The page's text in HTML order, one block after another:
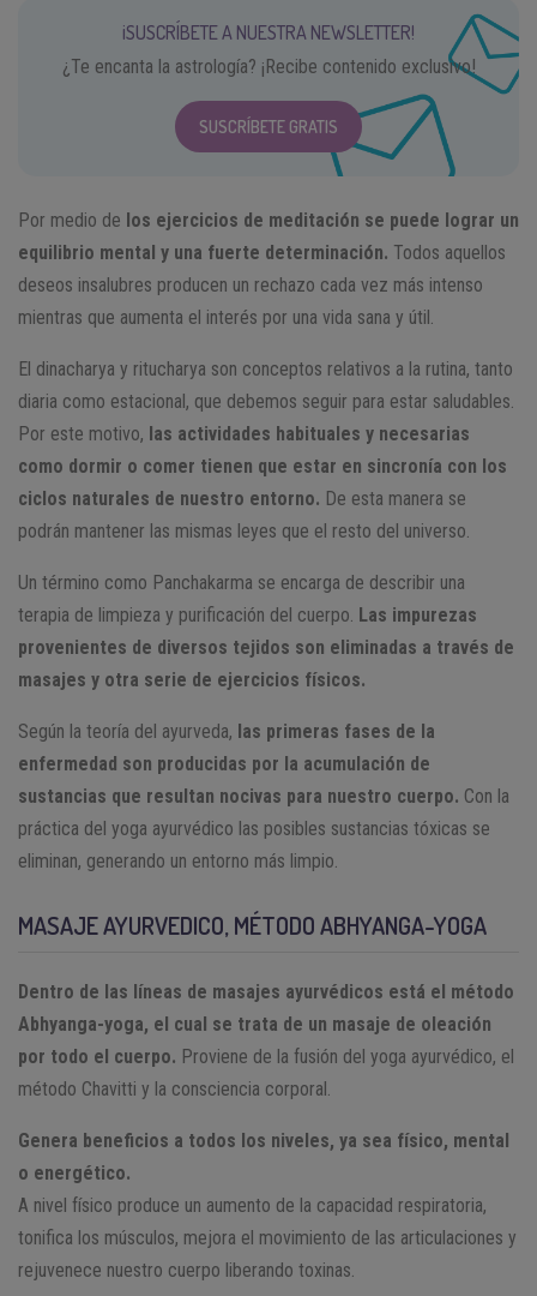
¡SUSCRÍBETE A NUESTRA NEWSLETTER!
¿Te encanta la astrología? ¡Recibe contenido exclusivo!
SUSCRÍBETE GRATIS
Por medio de los ejercicios de meditación se puede lograr un
equilibrio mental y una fuerte determinación. Todos aquellos
deseos insalubres producen un rechazo cada vez más intenso
mientras que aumenta el interés por una vida sana y útil.
El dinacharya y ritucharya son conceptos relativos a la rutina, tanto
diaria como estacional, que debemos seguir para estar saludables.
Por este motivo, las actividades habituales y necesarias
como dormir o comer tienen que estar en sincronía con los
ciclos naturales de nuestro entorno. De esta manera se
podrán mantener las mismas leyes que el resto del universo.
Un término como Panchakarma se encarga de describir una
terapia de limpieza y purificación del cuerpo. Las impurezas
provenientes de diversos tejidos son eliminadas a través de
masajes y otra serie de ejercicios físicos.
Según la teoría del ayurveda, las primeras fases de la
enfermedad son producidas por la acumulación de
sustancias que resultan nocivas para nuestro cuerpo. Con la
práctica del yoga ayurvédico las posibles sustancias tóxicas se
eliminan, generando un entorno más limpio.
MASAJE AYURVEDICO, MÉTODO ABHYANGA-YOGA
Dentro de las líneas de masajes ayurvédicos está el método
Abhyanga-yoga, el cual se trata de un masaje de oleación
por todo el cuerpo. Proviene de la fusión del yoga ayurvédico, el
método Chavitti y la consciencia corporal.
Genera beneficios a todos los niveles, ya sea físico, mental
o energético.
A nivel físico produce un aumento de la capacidad respiratoria,
tonifica los músculos, mejora el movimiento de las articulaciones y
rejuvenece nuestro cuerpo liberando toxinas.